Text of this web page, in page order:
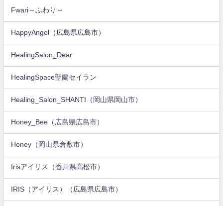
Fwari～ふわり～
HappyAngel（広島県広島市）
HealingSalon_Dear
HealingSpace聖蘭セイラン
Healing_Salon_SHANTI（岡山県岡山市）
Honey_Bee（広島県広島市）
Honey（岡山県倉敷市）
Irisアイリス（香川県高松市）
IRIS（アイリス）（広島県広島市）